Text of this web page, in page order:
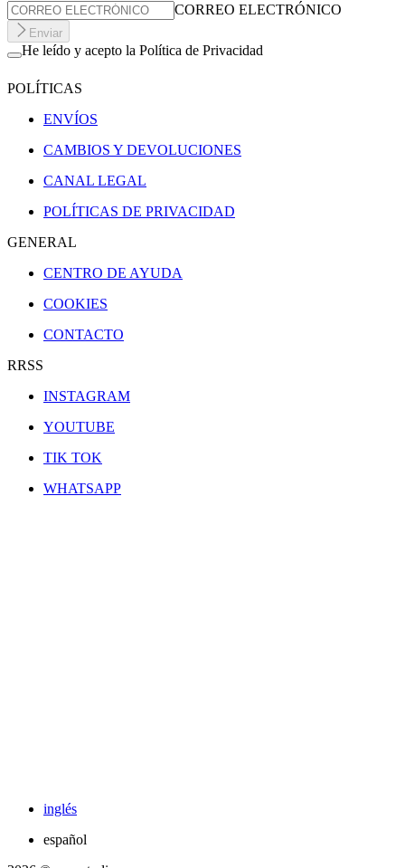
CORREO ELECTRÓNICO
Enviar
He leído y acepto la Política de Privacidad
POLÍTICAS
ENVÍOS
CAMBIOS Y DEVOLUCIONES
CANAL LEGAL
POLÍTICAS DE PRIVACIDAD
GENERAL
CENTRO DE AYUDA
COOKIES
CONTACTO
RRSS
INSTAGRAM
YOUTUBE
TIK TOK
WHATSAPP
inglés
español